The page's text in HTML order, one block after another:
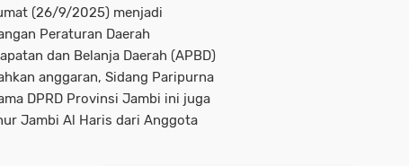
(26/9/2025) menjadi
Peraturan Daerah
dan Belanja Daerah (APBD)
anggaran, Sidang Paripurna
DPRD Provinsi Jambi ini juga
Jambi Al Haris dari Anggota